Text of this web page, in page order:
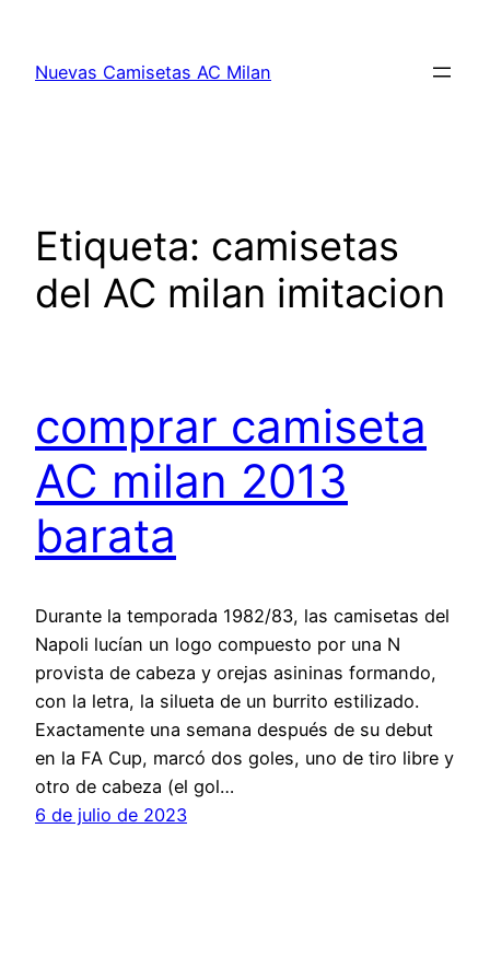
contenido
Nuevas Camisetas AC Milan
Etiqueta: camisetas
del AC milan imitacion
comprar camiseta
AC milan 2013
barata
Durante la temporada 1982/83, las camisetas del
Napoli lucían un logo compuesto por una N
provista de cabeza y orejas asininas formando,
con la letra, la silueta de un burrito estilizado.
Exactamente una semana después de su debut
en la FA Cup, marcó dos goles, uno de tiro libre y
otro de cabeza (el gol…
6 de julio de 2023